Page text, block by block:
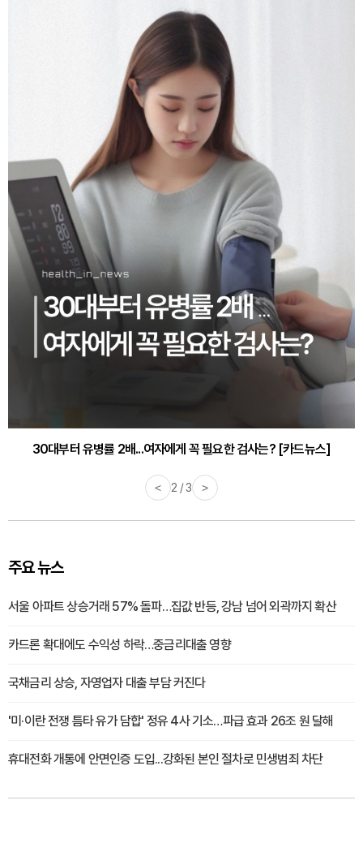
30대부터 유병률 2배...여자에게 꼭 필요한 검사는? [카드뉴스]
감기·독감 예방하고 면역력 높이는 4가지 영양제 [카드뉴스]
< 2 / 3 >
주요 뉴스
서울 아파트 상승거래 57% 돌파…집값 반등, 강남 넘어 외곽까지 확산
카드론 확대에도 수익성 하락…중금리대출 영향
국채금리 상승, 자영업자 대출 부담 커진다
'미·이란 전쟁 틈타 유가 담합' 정유 4사 기소…파급 효과 26조 원 달해
휴대전화 개통에 안면인증 도입...강화된 본인 절차로 민생범죄 차단